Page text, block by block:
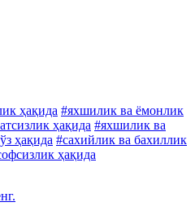
ҳақида #яхшилик ва ёмонлик
ҳақида #яхшилик ва
ҳақида #сахийлик ва бахиллик
ҳақида